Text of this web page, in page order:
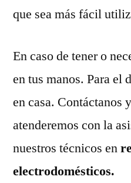
que sea más fácil
En caso de tener o
en tus manos. Para el
en casa. Contáctanos
atenderemos con la
nuestros técnicos en
electrodomésticos.